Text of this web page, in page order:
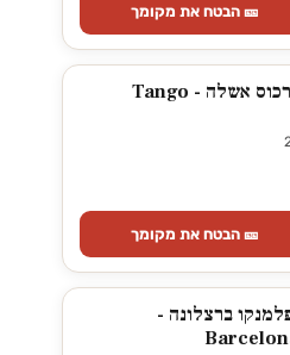
🎫 הבטח את מקומך
אגדת הטנגו העולמי מרכוס אשלה - Tango
🎫 הבטח את מקומך
ברצלונה -